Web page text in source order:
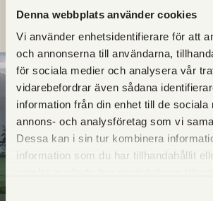
Denna webbplats använder cookies
Vi använder enhetsidentifierare för att
och annonserna till användarna,
för sociala medier och analysera vår
vidarebefordrar även sådana
information från din enhet till de sociala
annons- och analysföretag som vi
Dessa kan i sin tur kombinera
information som du har tillhandahållit
Samtyckesval
Får jag ta med hunden till Utgård?